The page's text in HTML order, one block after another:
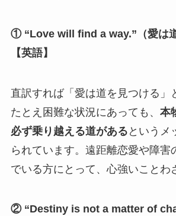
① “Love will find a way.”（愛は道
【英語】
直訳すれば「愛は道を見つける」
たとえ困難な状況にあっても、 本
必ず乗り越える道がある というメ
られています。遠距離恋愛や障害
でいる方にとって、心強いことわ
② “Destiny is not a matter of